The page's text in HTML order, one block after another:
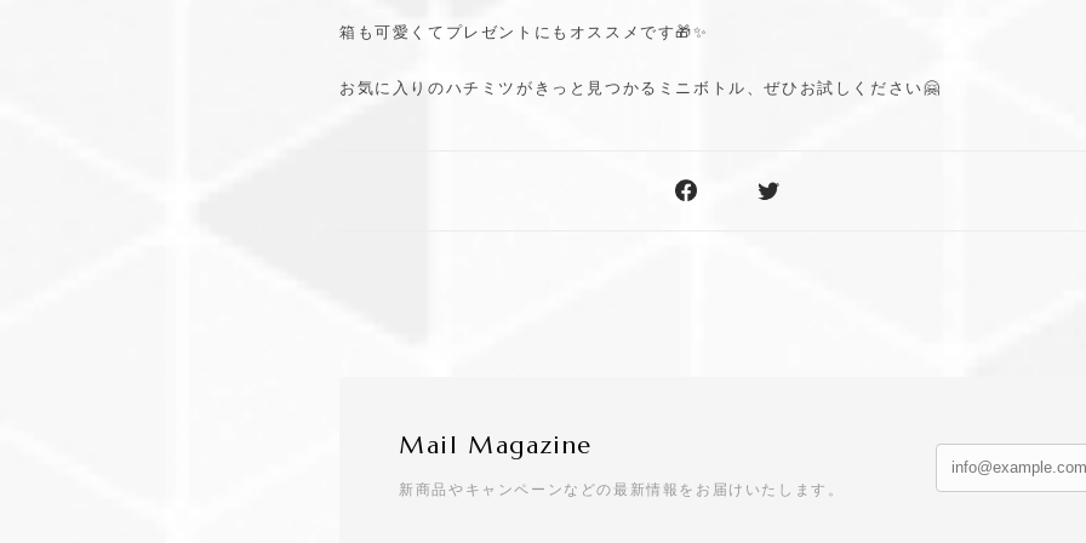
箱も可愛くてプレゼントにもオススメです🎁✨
お気に入りのハチミツがきっと見つかるミニボトル、ぜひお試しください🤗
Mail Magazine
新商品やキャンペーンなどの最新情報をお届けいたします。